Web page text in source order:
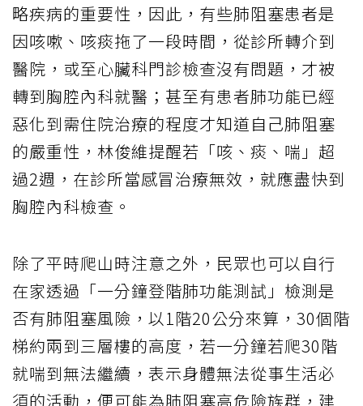
略疾病的重要性，因此，有些肺阻塞患者是
因咳嗽、咳痰拖了一段時間，從診所轉介到
醫院，或至心臟科門診檢查沒有問題，才被
轉到胸腔內科就醫；甚至有患者肺功能已經
惡化到需住院治療的程度才知道自己肺阻塞
的嚴重性，林俊維提醒若「咳、痰、喘」超
過2週，在診所當感冒治療無效，就應盡快到
胸腔內科檢查。
除了平時爬山時注意之外，民眾也可以自行
在家透過「一分鐘登階肺功能測試」檢測是
否有肺阻塞風險，以1階20公分來算，30個階
梯約兩到三層樓的高度，若一分鐘若爬30階
就喘到無法繼續，表示身體無法從事生活必
須的活動，便可能為肺阻塞高危險族群，建